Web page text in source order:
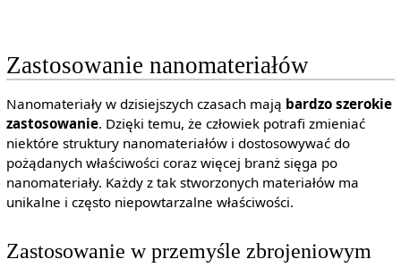
Zastosowanie nanomateriałów
Nanomateriały w dzisiejszych czasach mają bardzo szerokie
zastosowanie. Dzięki temu, że człowiek potrafi zmieniać
niektóre struktury nanomateriałów i dostosowywać do
pożądanych właściwości coraz więcej branż sięga po
nanomateriały. Każdy z tak stworzonych materiałów ma
unikalne i często niepowtarzalne właściwości.
Zastosowanie w przemyśle zbrojeniowym